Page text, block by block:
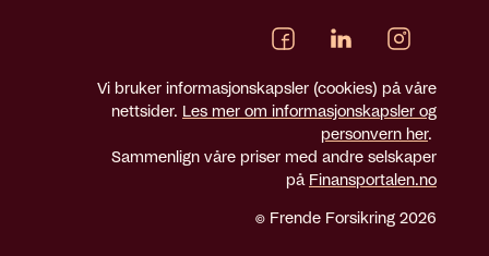
Vi bruker informasjonskapsler (cookies) på våre
nettsider. Les mer om informasjonskapsler og
personvern her.
Sammenlign våre priser med andre selskaper
på Finansportalen.no
© Frende Forsikring 2026